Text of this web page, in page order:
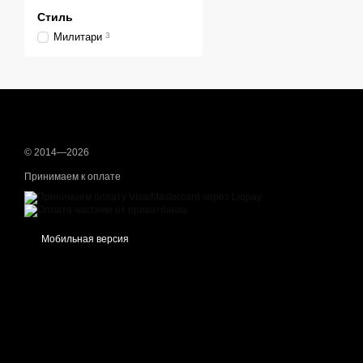
Стиль
Милитари 3
© 2014—2026
Принимаем к оплате
Мобильная версия